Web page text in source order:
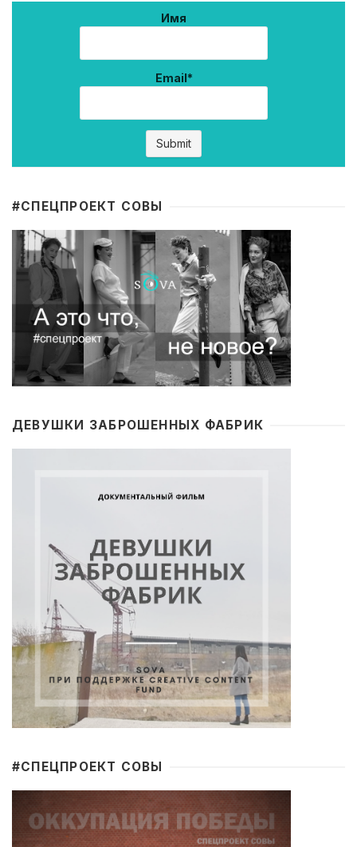
Имя
Email*
#CПЕЦПРОЕКТ СОВЫ
ДЕВУШКИ ЗАБРОШЕННЫХ ФАБРИК
#CПЕЦПРОЕКТ СОВЫ